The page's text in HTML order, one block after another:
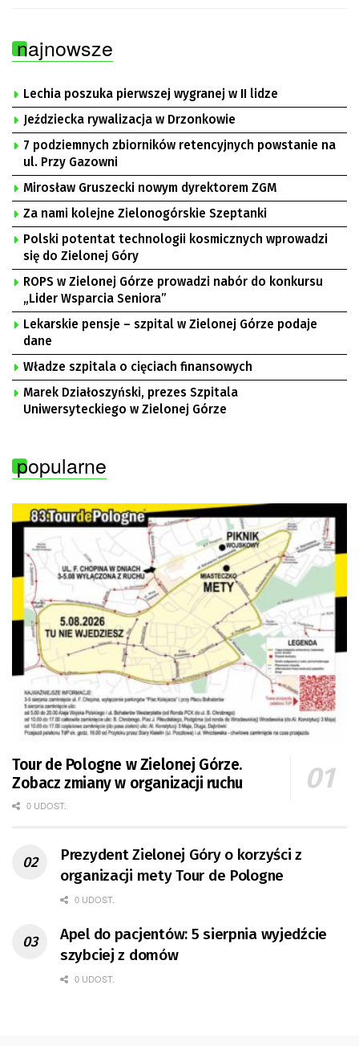
najnowsze
Lechia poszuka pierwszej wygranej w II lidze
Jeździecka rywalizacja w Drzonkowie
7 podziemnych zbiorników retencyjnych powstanie na
ul. Przy Gazowni
Mirosław Gruszecki nowym dyrektorem ZGM
Za nami kolejne Zielonogórskie Szeptanki
Polski potentat technologii kosmicznych wprowadzi
się do Zielonej Góry
ROPS w Zielonej Górze prowadzi nabór do konkursu
„Lider Wsparcia Seniora”
Lekarskie pensje – szpital w Zielonej Górze podaje
dane
Władze szpitala o cięciach finansowych
Marek Działoszyński, prezes Szpitala
Uniwersyteckiego w Zielonej Górze
popularne
Tour de Pologne w Zielonej Górze.
Zobacz zmiany w organizacji ruchu
0 UDOST.
Prezydent Zielonej Góry o korzyści z
organizacji mety Tour de Pologne
0 UDOST.
Apel do pacjentów: 5 sierpnia wyjedźcie
szybciej z domów
0 UDOST.